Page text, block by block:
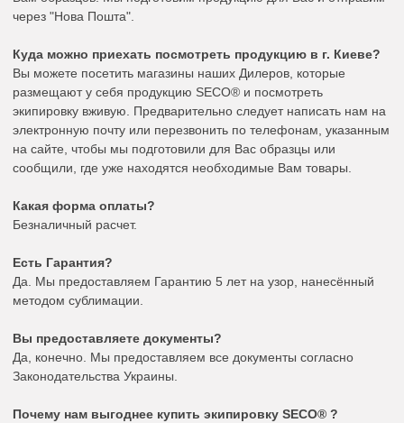
через "Нова Пошта".
Куда можно приехать посмотреть продукцию в г. Киеве?
Вы можете посетить магазины наших Дилеров, которые
размещают у себя продукцию SECO® и посмотреть
экипировку вживую. Предварительно следует написать нам на
электронную почту или перезвонить по телефонам, указанным
на сайте, чтобы мы подготовили для Вас образцы или
сообщили, где уже находятся необходимые Вам товары.
Какая форма оплаты?
Безналичный расчет.
Есть Гарантия?
Да. Мы предоставляем Гарантию 5 лет на узор, нанесённый
методом сублимации.
Вы предоставляете документы?
Да, конечно. Мы предоставляем все документы согласно
Законодательства Украины.
Почему нам выгоднее купить экипировку SECO® ?